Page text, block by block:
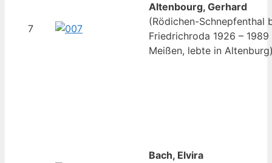
7
Altenbourg, Gerhard
(Rödichen-Schnepfenthal
Friedrichroda 1926 – 1989
Meißen, lebte in
Bach, Elvira